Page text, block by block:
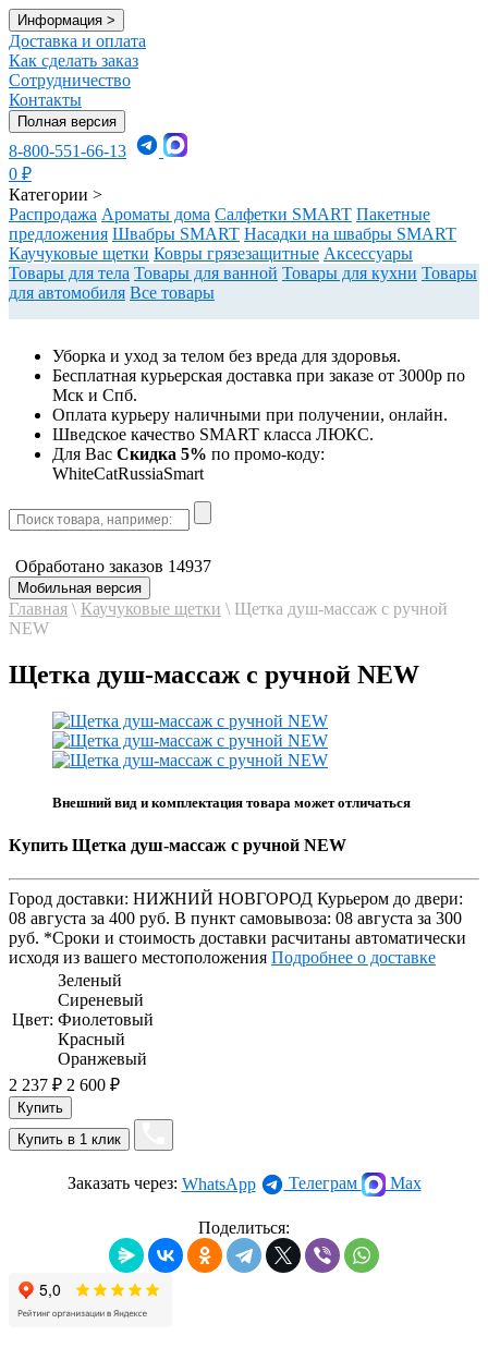
Информация >
Доставка и оплата
Как сделать заказ
Сотрудничество
Контакты
Полная версия
8-800-551-66-13
0 ₽
Категории >
Распродажа Ароматы дома Салфетки SMART Пакетные
предложения Швабры SMART Насадки на швабры SMART
Каучуковые щетки Ковры грязезащитные Аксессуары
Товары для тела Товары для ванной Товары для кухни Товары
для автомобиля Все товары
Уборка и уход за телом без вреда для здоровья.
Бесплатная курьерская доставка при заказе от 3000р по
Мск и Спб.
Оплата курьеру наличными при получении, онлайн.
Шведское качество SMART класса ЛЮКС.
Для Вас Cкидка 5% по промо-коду:
WhiteCatRussiaSmart
Обработано заказов 14937
Мобильная версия
Главная \ Каучуковые щетки \ Щетка душ-массаж с ручной
NEW
Щетка душ-массаж с ручной NEW
Внешний вид и комплектация товара может отличаться
Купить Щетка душ-массаж с ручной NEW
Город доставки: НИЖНИЙ НОВГОРОД Курьером до двери:
08 августа за 400 руб. В пункт самовывоза: 08 августа за 300
руб. *Сроки и стоимость доставки расчитаны автоматически
исходя из вашего местоположения Подробнее о доставке
Цвет:
Зеленый
Сиреневый
Фиолетовый
Красный
Оранжевый
2 237 ₽ 2 600 ₽
Заказать через: WhatsApp Телеграм Max
Поделиться: